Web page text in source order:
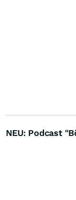
NEU: Podcast